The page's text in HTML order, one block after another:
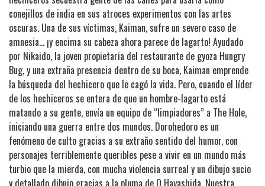
conejillos de india en sus atroces experimentos con las artes
oscuras. Una de sus víctimas, Kaiman, sufre un severo caso de
amnesia… ¡y encima su cabeza ahora parece de lagarto! Ayudado
por Nikaido, la joven propietaria del restaurante de gyoza Hungry
Bug, y una extraña presencia dentro de su boca, Kaiman emprende
la búsqueda del hechicero que le cagó la vida. Pero, cuando el líder
de los hechiceros se entera de que un hombre-lagarto está
matando a su gente, envía un equipo de “limpiadores” a The Hole,
iniciando una guerra entre dos mundos. Dorohedoro es un
fenómeno de culto gracias a su extraño sentido del humor, con
personajes terriblemente queribles pese a vivir en un mundo más
turbio que la mierda, con mucha violencia surreal y un dibujo sucio
y detallado dibujo gracias a la pluma de Q Hayashida. Nuestra